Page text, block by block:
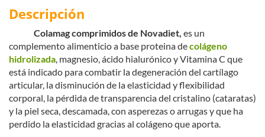
Descripción
Colamag comprimidos de Novadiet, es un
complemento alimenticio a base proteina decolágeno
hidrolizada, magnesio, ácido hialurónico y Vitamina C que
está indicado para combatir la degeneración del cartílago
articular, la disminución de la elasticidad y flexibilidad
corporal, la pérdida de transparencia del cristalino (cataratas)
y la piel seca, descamada, con asperezas o arrugas y que ha
perdido la elasticidad gracias al colágeno que aporta.